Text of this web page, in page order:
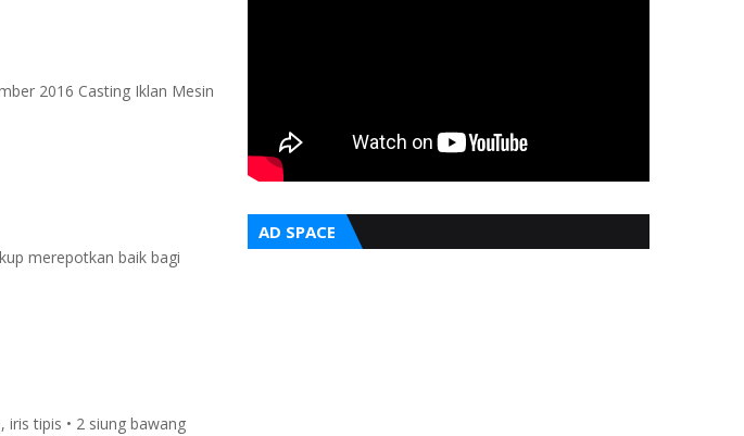
2016 Casting Iklan Mesin
merepotkan baik bagi
iris tipis • 2 siung bawang
AD SPACE